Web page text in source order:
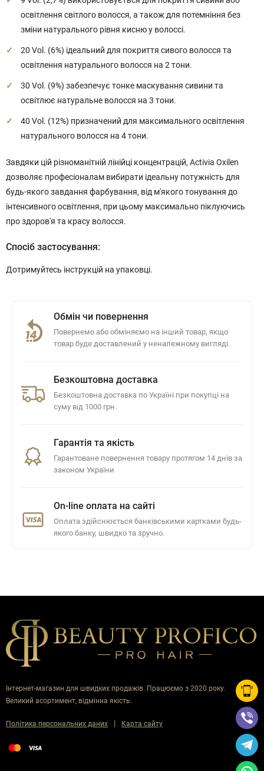
освітлення світлого волосся, а також для потемніння без
зміни натурального рівня кисню у волоссі.
20 Vol. (6%) ідеальний для покриття сивого волосся та
освітлення натурального волосся на 2 тони.
30 Vol. (9%) забезпечує тонке маскування сивини та
освітлює натуральне волосся на 3 тони.
40 Vol. (12%) призначений для максимального освітлення
натурального волосся на 4 тони.
Завдяки цій різноманітній лінійці концентрацій, Activia Oxilen
дозволяє професіоналам вибирати ідеальну потужність для
будь-якого завдання фарбування, від м'якого тонування до
інтенсивного освітлення, при цьому максимально піклуючись
про здоров'я та красу волосся.
Спосіб застосування:
Дотримуйтесь інструкцій на упаковці.
Обмін чи повернення
Повернемо або обміняємо на інший товар, якщо
товар буде доставлений у неналежному вигляді.
Безкоштовна доставка
Безкоштовна доставка по Україні при покупці на
суму від 1000 грн.
Гарантія та якість
Гарантоване повернення товару протягом 14 днів за
законом України
On-line оплата на сайті
Оплата здійснюється банківськими картками будь-
якого банку, швидко та зручно.
Інтернет-магазин для швидких продажів. Працюємо з 2020 року.
Великий асортимент, відмінна якість.
Політика персональних даних | Карта сайту